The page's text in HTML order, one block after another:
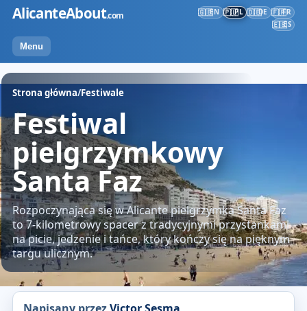
Przejdź
treści
AlicanteAbout.com
Menu
🇬🇧EN 🇵🇱PL 🇩🇪DE 🇫🇷FR
🇪🇸ES
Strona główna/Festiwale
Festiwal
pielgrzymkowy
Santa Faz
Rozpoczynająca się w Alicante pielgrzymka Santa Faz
to 7-kilometrowy spacer z tradycyjnymi przystankami
na picie, jedzenie i tańce, który kończy się na pięknym
targu ulicznym.